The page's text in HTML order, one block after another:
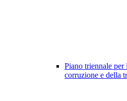
Piano triennale per
corruzione e della